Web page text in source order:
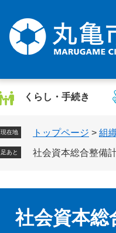
くらし・手続き
現在地 トップページ > 組
足あと 社会資本総合整備
社会資本総